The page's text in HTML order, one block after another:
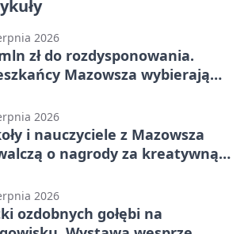
2026
zł do rozdysponowania.
Mazowsza wybierają
2026
i nauczyciele z Mazowsza
o nagrody za kreatywną
2026
ozdobnych gołębi na